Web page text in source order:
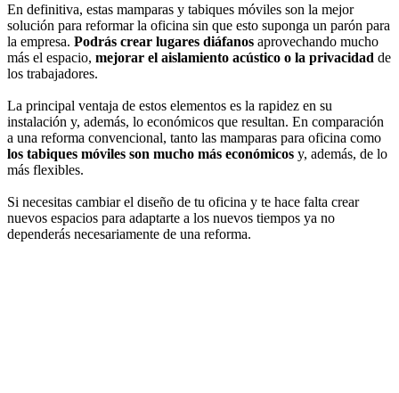
En definitiva, estas mamparas y tabiques móviles son la mejor
solución para reformar la oficina sin que esto suponga un parón para
la empresa. Podrás crear lugares diáfanos aprovechando mucho
más el espacio, mejorar el aislamiento acústico o la privacidad de
los trabajadores.
La principal ventaja de estos elementos es la rapidez en su
instalación y, además, lo económicos que resultan. En comparación
a una reforma convencional, tanto las mamparas para oficina como
los tabiques móviles son mucho más económicos y, además, de lo
más flexibles.
Si necesitas cambiar el diseño de tu oficina y te hace falta crear
nuevos espacios para adaptarte a los nuevos tiempos ya no
dependerás necesariamente de una reforma.